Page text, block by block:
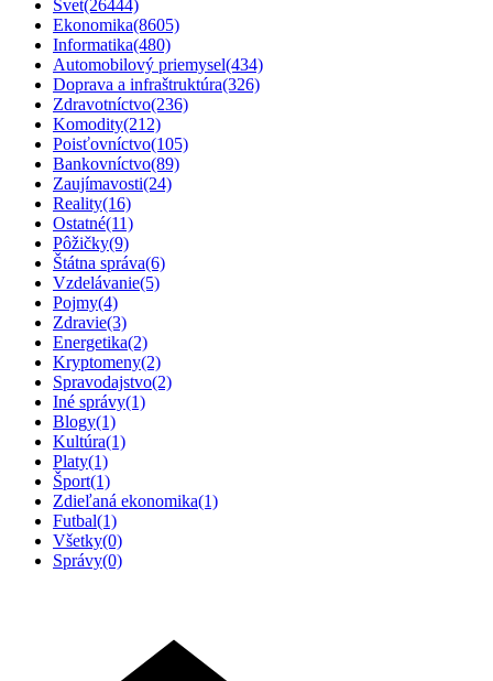
Svet(26444)
Ekonomika(8605)
Informatika(480)
Automobilový priemysel(434)
Doprava a infraštruktúra(326)
Zdravotníctvo(236)
Komodity(212)
Poisťovníctvo(105)
Bankovníctvo(89)
Zaujímavosti(24)
Reality(16)
Ostatné(11)
Pôžičky(9)
Štátna správa(6)
Vzdelávanie(5)
Pojmy(4)
Zdravie(3)
Energetika(2)
Kryptomeny(2)
Spravodajstvo(2)
Iné správy(1)
Blogy(1)
Kultúra(1)
Platy(1)
Šport(1)
Zdieľaná ekonomika(1)
Futbal(1)
Všetky(0)
Správy(0)